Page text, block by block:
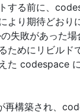
する前に、
より期待どおり
失敗があった
ためにリビルド
た codespace
再構築され、